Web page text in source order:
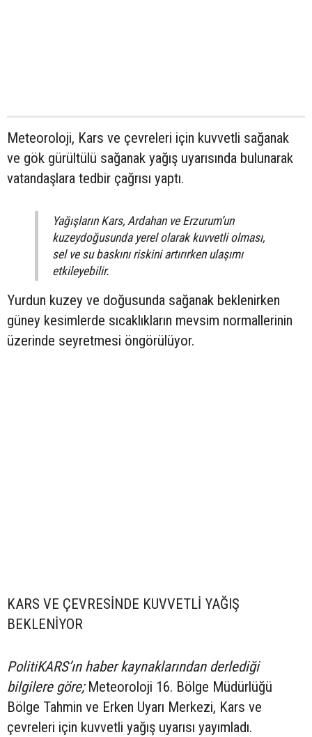
Meteoroloji, Kars ve çevreleri için kuvvetli sağanak
ve gök gürültülü sağanak yağış uyarısında bulunarak
vatandaşlara tedbir çağrısı yaptı.
Yağışların Kars, Ardahan ve Erzurum’un
kuzeydoğusunda yerel olarak kuvvetli olması,
sel ve su baskını riskini artırırken ulaşımı
etkileyebilir.
Yurdun kuzey ve doğusunda sağanak beklenirken
güney kesimlerde sıcaklıkların mevsim normallerinin
üzerinde seyretmesi öngörülüyor.
KARS VE ÇEVRESİNDE KUVVETLİ YAĞIŞ
BEKLENİYOR
PolitiKARS’ın haber kaynaklarından derlediği
bilgilere göre;Meteoroloji 16. Bölge Müdürlüğü
Bölge Tahmin ve Erken Uyarı Merkezi, Kars ve
çevreleri için kuvvetli yağış uyarısı yayımladı.